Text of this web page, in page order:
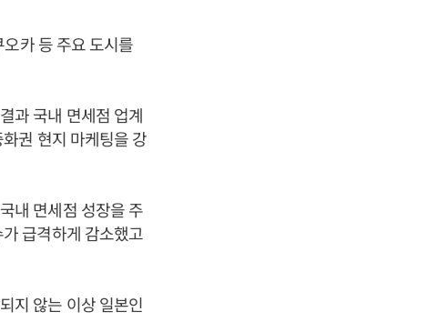
카 등 주요 도시를
과 국내 면세점 업계
권 현지 마케팅을 강
내 면세점 성장을 주
급격하게 감소했고
지 않는 이상 일본인